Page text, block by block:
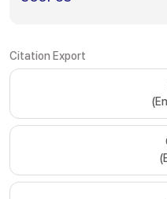
Citation Export